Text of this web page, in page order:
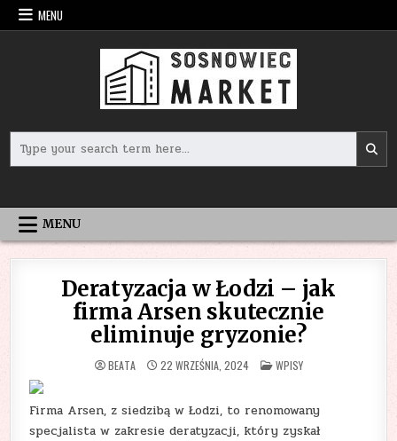
Skip
to
MENU
for:
MENU
Deratyzacja w Łodzi – jak
firma Arsen skutecznie
eliminuje gryzonie?
BEATA 22 WRZEŚNIA, 2024 POSTED
IN
WPISY
Firma Arsen, z siedzibą w Łodzi, to renomowany
specjalista w zakresie deratyzacji, który zyskał